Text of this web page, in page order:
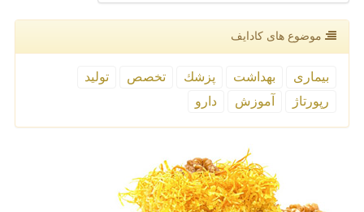
موضوع های كادایف
بیماری بهداشت پزشك تخصص
تولید
رپورتاژ
آموزش دارو